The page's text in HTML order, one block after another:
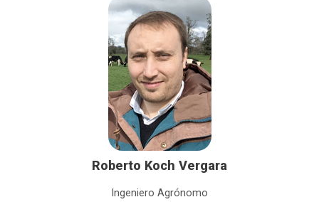
Roberto Koch Vergara
Ingeniero Agrónomo